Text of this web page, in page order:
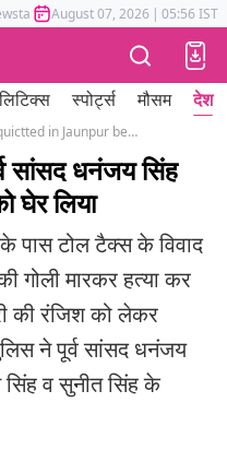
Mumbai Tak Astrotak
August 07, 2026 | 05:56 IST
स्पोर्ट्स मौसम देश
Dhananjay Singh aquictted in Jaunpur belav murder case
सांसद धनंजय सिंह
घेर लिया
पास टोल टैक्स के विवाद
गोली मारकर हत्या कर
की रंजिश को लेकर
ने पूर्व सांसद धनंजय
व सुनीत सिंह के